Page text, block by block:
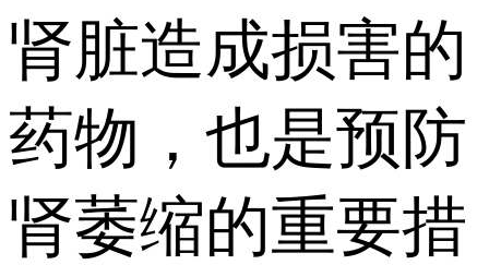
肾脏造成损害的
药物，也是预防
肾萎缩的重要措